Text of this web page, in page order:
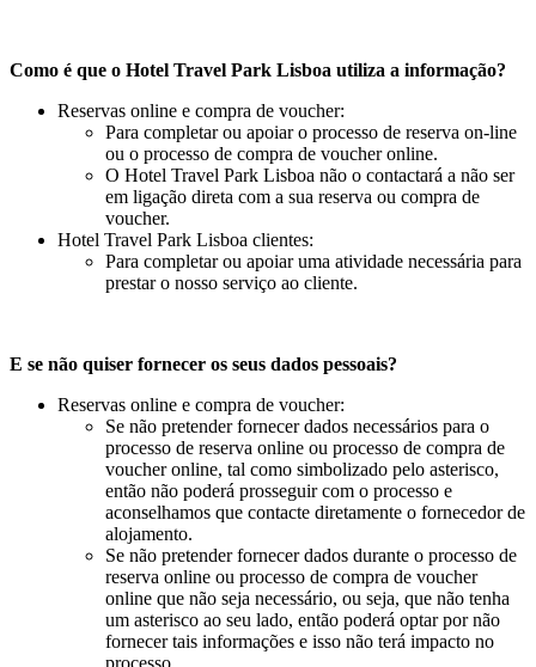
Como é que o Hotel Travel Park Lisboa utiliza a informação?
Reservas online e compra de voucher:
Para completar ou apoiar o processo de reserva on-line
ou o processo de compra de voucher online.
O Hotel Travel Park Lisboa não o contactará a não ser
em ligação direta com a sua reserva ou compra de
voucher.
Hotel Travel Park Lisboa clientes:
Para completar ou apoiar uma atividade necessária para
prestar o nosso serviço ao cliente.
E se não quiser fornecer os seus dados pessoais?
Reservas online e compra de voucher:
Se não pretender fornecer dados necessários para o
processo de reserva online ou processo de compra de
voucher online, tal como simbolizado pelo asterisco,
então não poderá prosseguir com o processo e
aconselhamos que contacte diretamente o fornecedor de
alojamento.
Se não pretender fornecer dados durante o processo de
reserva online ou processo de compra de voucher
online que não seja necessário, ou seja, que não tenha
um asterisco ao seu lado, então poderá optar por não
fornecer tais informações e isso não terá impacto no
processo.